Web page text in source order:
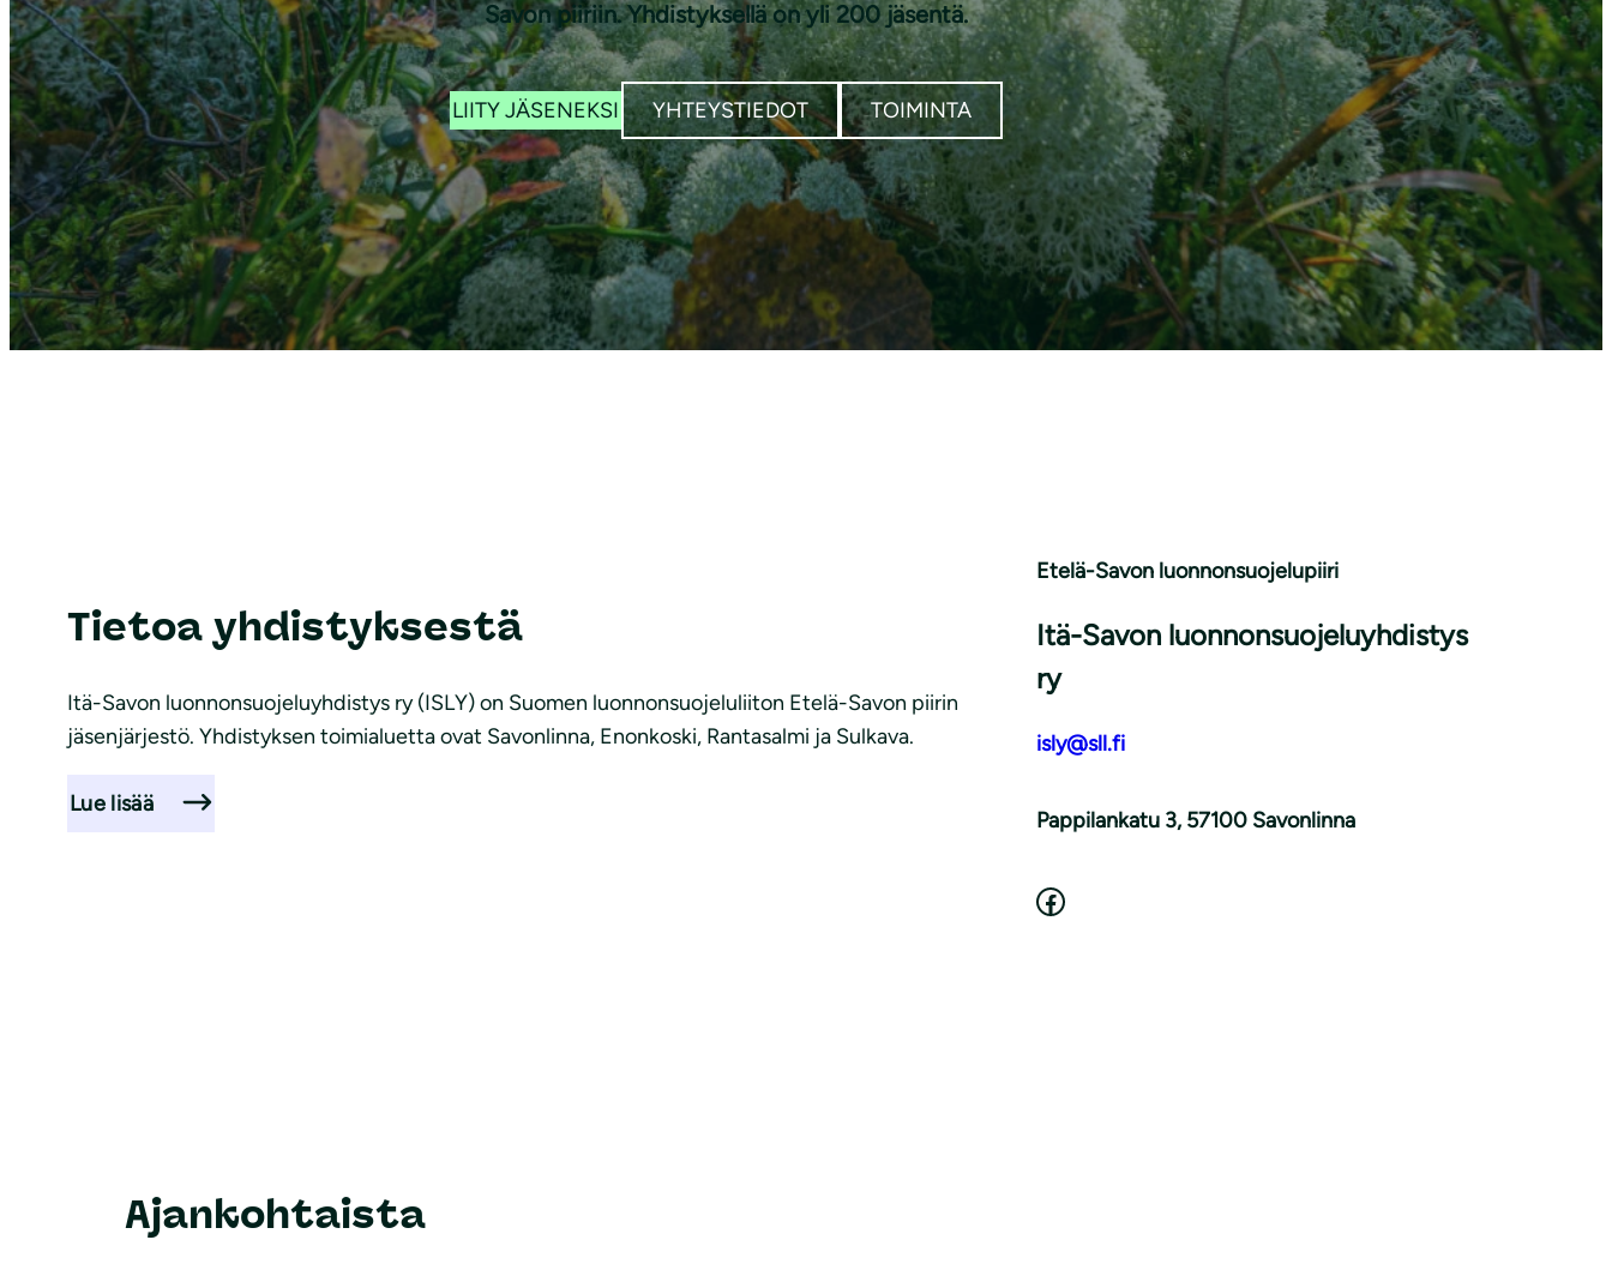
Savon piiriin. Yhdistyksellä on yli 200 jäsentä.
LIITY JÄSENEKSI YHTEYSTIEDOT TOIMINTA
Tietoa yhdistyksestä
Itä-Savon luonnonsuojeluyhdistys ry (ISLY) on Suomen luonnonsuojeluliiton Etelä-Savon piirin
jäsenjärjestö. Yhdistyksen toimialuetta ovat Savonlinna, Enonkoski, Rantasalmi ja Sulkava.
Lue lisää
Etelä-Savon luonnonsuojelupiiri
Itä-Savon luonnonsuojeluyhdistys
ry
isly@sll.fi
Pappilankatu 3, 57100 Savonlinna
Facebook
Ajankohtaista